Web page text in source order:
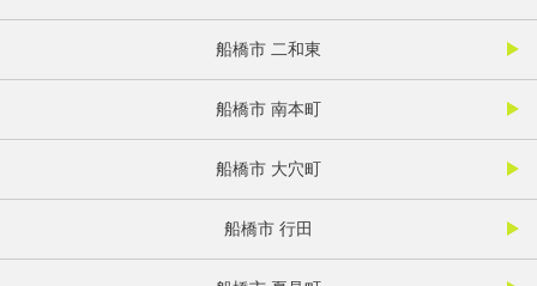
船橋市 二和東
船橋市 南本町
船橋市 大穴町
船橋市 行田